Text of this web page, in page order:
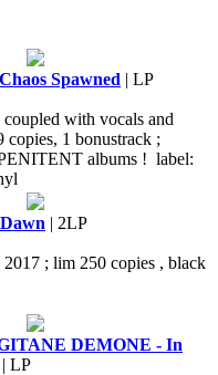
Spawned | LP
with vocals and
1 bonustrack ;
albums ! label:
| 2LP
; lim 250 copies , black
DEMONE - In
| LP